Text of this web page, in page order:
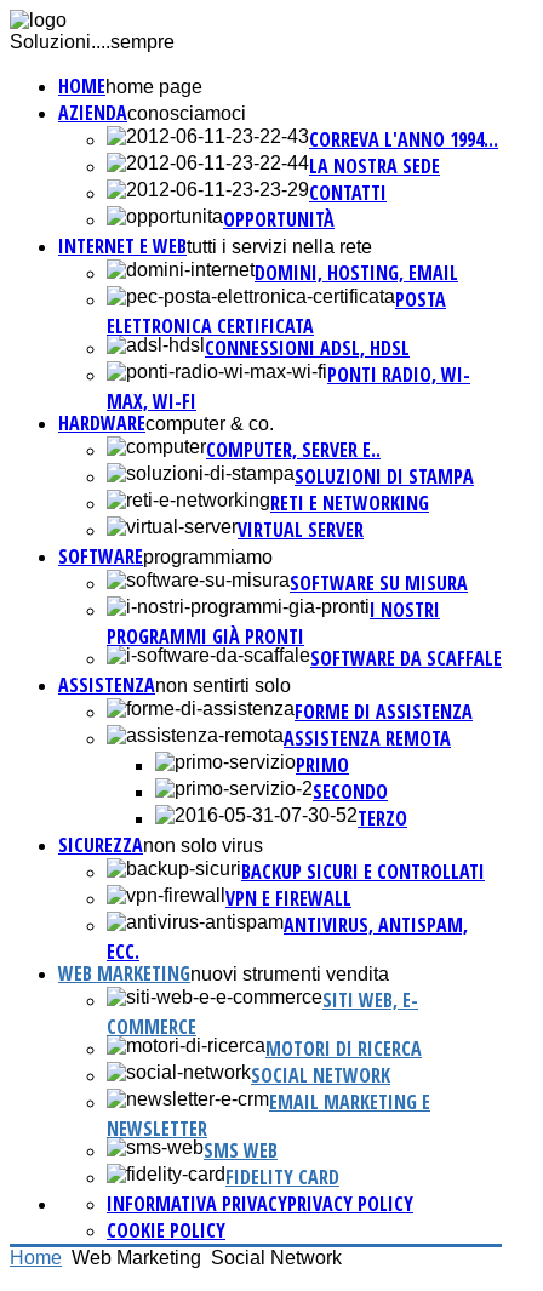
Soluzioni....sempre
HOMEhome page
AZIENDAconosciamoci
CORREVA L'ANNO 1994...
LA NOSTRA SEDE
CONTATTI
OPPORTUNITÀ
INTERNET E WEBtutti i servizi nella rete
DOMINI, HOSTING, EMAIL
POSTA
ELETTRONICA CERTIFICATA
CONNESSIONI ADSL, HDSL
PONTI RADIO, WI-
MAX, WI-FI
HARDWAREcomputer & co.
COMPUTER, SERVER E..
SOLUZIONI DI STAMPA
RETI E NETWORKING
VIRTUAL SERVER
SOFTWAREprogrammiamo
SOFTWARE SU MISURA
I NOSTRI
PROGRAMMI GIÀ PRONTI
SOFTWARE DA SCAFFALE
ASSISTENZAnon sentirti solo
FORME DI ASSISTENZA
ASSISTENZA REMOTA
PRIMO
SECONDO
TERZO
SICUREZZAnon solo virus
BACKUP SICURI E CONTROLLATI
VPN E FIREWALL
ANTIVIRUS, ANTISPAM,
ECC.
WEB MARKETINGnuovi strumenti vendita
SITI WEB, E-
COMMERCE
MOTORI DI RICERCA
SOCIAL NETWORK
EMAIL MARKETING E
NEWSLETTER
SMS WEB
FIDELITY CARD
PRIVACY POLICY
INFORMATIVA PRIVACY
COOKIE POLICY
Home Web Marketing Social Network